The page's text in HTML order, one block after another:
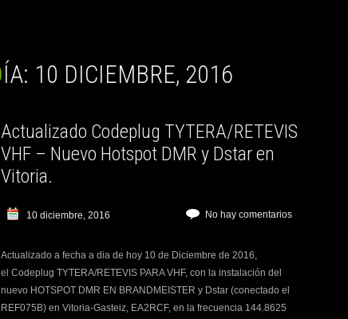
DÍA: 10 DICIEMBRE, 2016
Actualizado Codeplug TYTERA/RETEVIS
VHF – Nuevo Hotspot DMR y Dstar en
Vitoria.
10 diciembre, 2016 No hay comentarios
Actualizado a fecha a dia de hoy 10 de Diciembre de 2016,
el Codeplug TYTERA/RETEVIS PARA VHF, con la instalación del
nuevo HOTSPOT DMR EN BRANDMEISTER y Dstar (conectado el
REF075B) en Vitoria-Gasteiz, EA2RCF, en la frecuencia 144.8625